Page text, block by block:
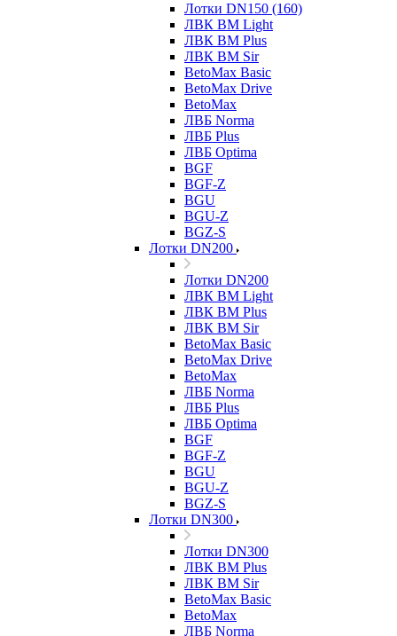
Лотки DN150 (160)
ЛВК ВМ Light
ЛВК ВМ Plus
ЛВК ВМ Sir
BetoMax Basic
BetoMax Drive
BetoMax
ЛВБ Norma
ЛВБ Plus
ЛВБ Optima
BGF
BGF-Z
BGU
BGU-Z
BGZ-S
Лотки DN200
Лотки DN200
ЛВК ВМ Light
ЛВК ВМ Plus
ЛВК ВМ Sir
BetoMax Basic
BetoMax Drive
BetoMax
ЛВБ Norma
ЛВБ Plus
ЛВБ Optima
BGF
BGF-Z
BGU
BGU-Z
BGZ-S
Лотки DN300
Лотки DN300
ЛВК ВМ Plus
ЛВК ВМ Sir
BetoMax Basic
BetoMax
ЛВБ Norma